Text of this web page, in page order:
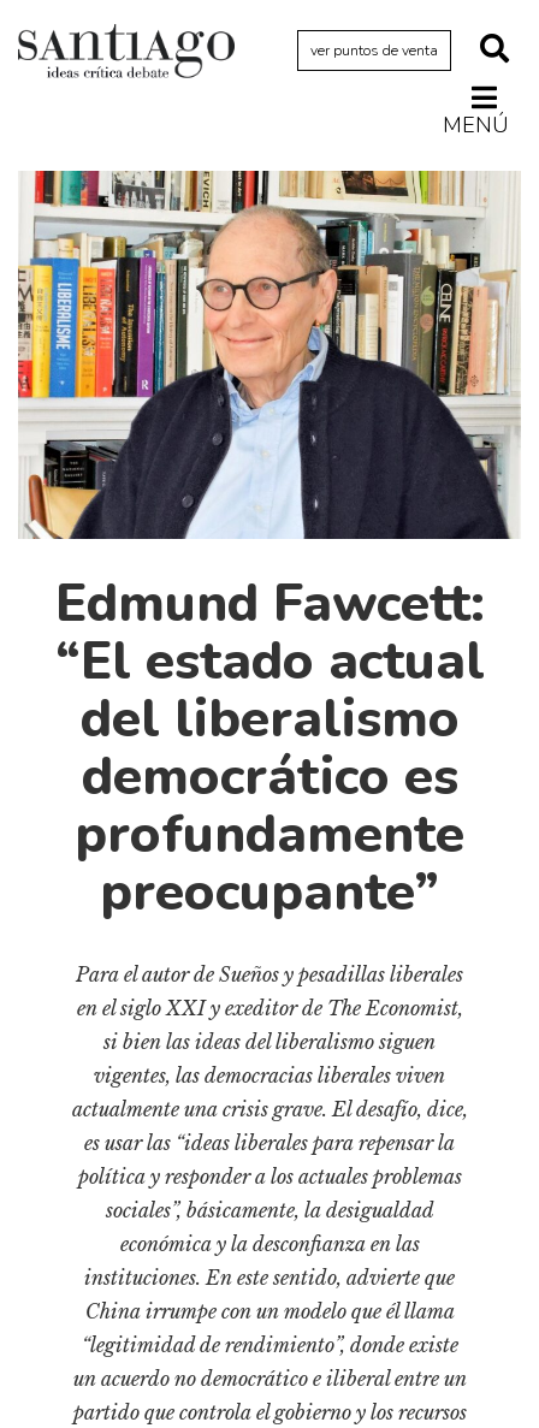
ver puntos de venta
MENÚ
Actualidad
Archivo Cenfoto-UDP
Arquetipos de situación
Artes visuales
Ciencia
Cine y televisión
Ciudad
Cómics
Críticas
Cultura
Diccionario portátil de la literatura chilena
Documentos
Fragmentos
Gran reserva
Historia
Historia material de los libros
Libros usados
Medioambiente
Narrativas visuales
Pensamiento
Pensamiento ilustrado
Personajes secundarios
Turismo accidental
Vidas paralelas
Voces y lecturas
Edmund Fawcett:
“El estado actual
del liberalismo
democrático es
profundamente
preocupante”
Para el autor de Sueños y pesadillas liberales
en el siglo XXI y exeditor de The Economist,
si bien las ideas del liberalismo siguen
vigentes, las democracias liberales viven
actualmente una crisis grave. El desafío, dice,
es usar las “ideas liberales para repensar la
política y responder a los actuales problemas
sociales”, básicamente, la desigualdad
económica y la desconfianza en las
instituciones. En este sentido, advierte que
China irrumpe con un modelo que él llama
“legitimidad de rendimiento”, donde existe
un acuerdo no democrático e iliberal entre un
partido que controla el gobierno y los recursos